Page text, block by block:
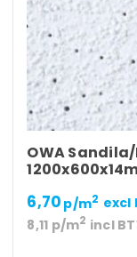
OWA
6,70 p/m2 excl
8,11 p/m2 incl